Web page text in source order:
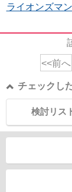
ライオンズマ
<<前へ
チェックし
検討リス